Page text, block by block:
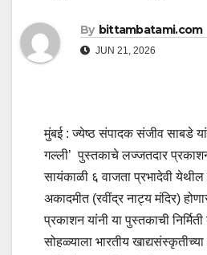
By bittambatami.com
JUN 21, 2026
मुंबई : ज्येष्ठ संपादक संजीव साबडे
गल्ली’ पुस्तकाचे लज्जतदार
सायंकाळी ६ वाजता प्रभादेवी
अकादमीत (रवींद्र नाट्य मंदिर)
प्रकाशन यांनी या पुस्तकाची
सोहळ्याला भारतीय